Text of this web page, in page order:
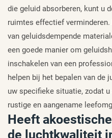
die geluid absorberen, kunt u
ruimtes effectief
van geluidsdempende
een goede manier om
inschakelen van een
helpen bij het bepalen van de
uw specifieke situatie, zodat
rustige en aangename
Heeft
de luchtkwaliteit